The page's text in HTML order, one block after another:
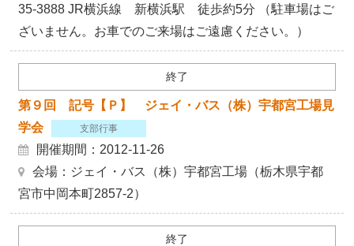
35-3888 JR横浜線 新横浜駅 徒歩約5分 （駐車場はご
ざいません。お車でのご来場はご遠慮ください。）
終了
第９回 記号【Ｐ】 ジェイ・バス（株）宇都宮工場見
学会
支部行事
開催期間：2012-11-26
会場：ジェイ・バス（株）宇都宮工場（栃木県宇都
宮市中岡本町2857-2）
終了